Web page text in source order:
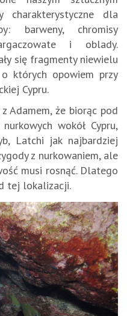
charakterystyczne dla
barweny, chromisy
i oblady.
się fragmenty niewielu
których opowiem przy
Cypru.
Adamem, że biorąc pod
wokół Cypru,
Latchi jak najbardziej
z nurkowaniem, ale
musi rosnąć. Dlatego
tej lokalizacji.